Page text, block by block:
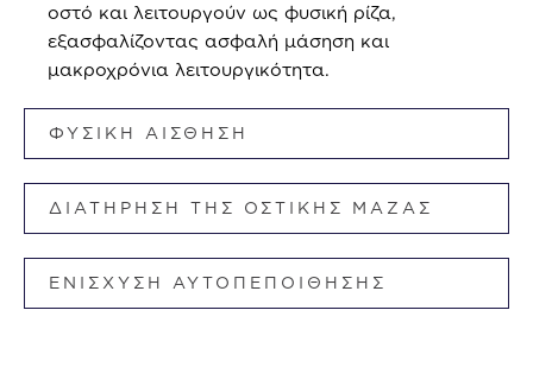
οστό και λειτουργούν ως φυσική ρίζα,
εξασφαλίζοντας ασφαλή μάσηση και
μακροχρόνια λειτουργικότητα.
ΦΥΣΙΚΗ ΑΙΣΘΗΣΗ
ΔΙΑΤΗΡΗΣΗ ΤΗΣ ΟΣΤΙΚΗΣ ΜΑΖΑΣ
ΕΝΙΣΧΥΣΗ ΑΥΤΟΠΕΠΟΙΘΗΣΗΣ